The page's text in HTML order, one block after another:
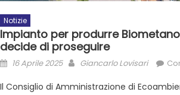
Notizie
Impianto per produrre
decide di proseguire
16 Aprile 2025 Giancarlo Lovisari
Il Consiglio di Amministrazione di